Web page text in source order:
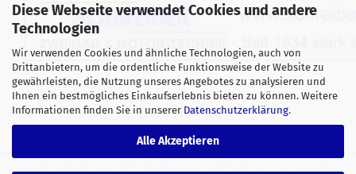
Diese Webseite verwendet Cookies und andere
Technologien
Wir verwenden Cookies und ähnliche Technologien, auch von
Drittanbietern, um die ordentliche Funktionsweise der Website zu
gewährleisten, die Nutzung unseres Angebotes zu analysieren und
Ihnen ein bestmögliches Einkaufserlebnis bieten zu können. Weitere
Informationen finden Sie in unserer Datenschutzerklärung.
Alle Akzeptieren
Alle Preise verstehen sich inklusive der gesetzlichen
Mehrwertsteuer, zzgl.Versandkostensoweit nicht anders
gekennzeichnet.